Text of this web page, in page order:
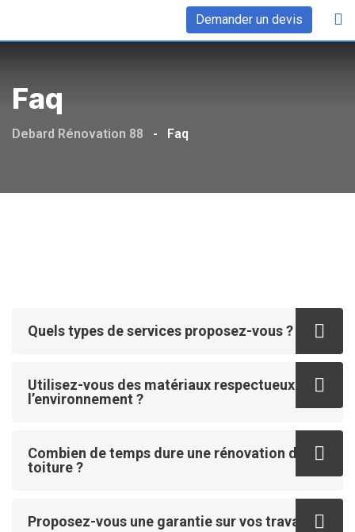
Demander un devis
Faq
Debard Rénovation 88 - Faq
Quels types de services proposez-vous ?
Utilisez-vous des matériaux respectueux de
l’environnement ?
Combien de temps dure une rénovation de
toiture ?
Proposez-vous une garantie sur vos travaux ?